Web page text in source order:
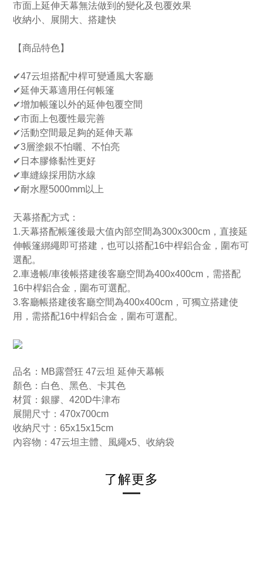
市面上延伸天幕無法做到的變化及包覆效果
收納小、展開大、搭建快
【商品特色】
✔47云坦搭配中桿可變通風大客廳
✔延伸天幕適用任何帳篷
✔增加帳篷以外的延伸包覆空間
✔市面上包覆性最完善
✔活動空間最足夠的延伸天幕
✔3層塗銀不怕曬、不怕亮
✔日本膠條黏性更好
✔車縫線採用防水線
✔耐水壓5000mm以上
天幕搭配方式：
1.天幕搭配帳篷後最大值內部空間為300x300cm，直接延
伸帳篷綁繩即可搭建，也可以搭配16中桿鋁合金，圍布可
選配。
2.車邊帳/車後帳搭建後客廳空間為400x400cm，需搭配
16中桿鋁合金，圍布可選配。
3.客廳帳搭建後客廳空間為400x400cm，可獨立搭建使
用，需搭配16中桿鋁合金，圍布可選配。
品名：MB露營狂 47云坦 延伸天幕帳
顏色：白色、黑色、卡其色
材質：銀膠、420D牛津布
展開尺寸：470x700cm
收納尺寸：65x15x15cm
內容物：47云坦主體、風繩x5、收納袋
了解更多